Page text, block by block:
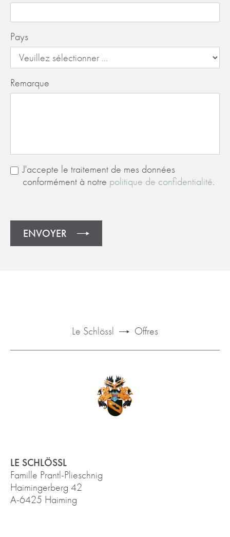
Pays
Remarque
J'accepte le traitement de mes données
conformément à notre politique de confidentialité.
ENVOYER
Le Schlössl Offres
LE SCHLÖSSL
Famille Prantl-Plieschnig
Haimingerberg 42
A-6425 Haiming